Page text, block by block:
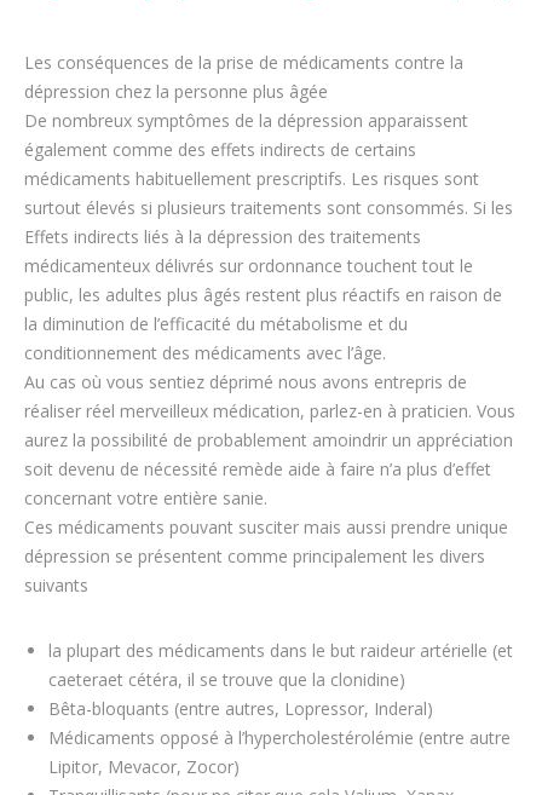
Les conséquences de la prise de médicaments contre la
dépression chez la personne plus âgée
De nombreux symptômes de la dépression apparaissent
également comme des effets indirects de certains
médicaments habituellement prescriptifs. Les risques sont
surtout élevés si plusieurs traitements sont consommés. Si les
Effets indirects liés à la dépression des traitements
médicamenteux délivrés sur ordonnance touchent tout le
public, les adultes plus âgés restent plus réactifs en raison de
la diminution de l’efficacité du métabolisme et du
conditionnement des médicaments avec l’âge.
Au cas où vous sentiez déprimé nous avons entrepris de
réaliser réel merveilleux médication, parlez-en à praticien. Vous
aurez la possibilité de probablement amoindrir un appréciation
soit devenu de nécessité remède aide à faire n’a plus d’effet
concernant votre entière sanie.
Ces médicaments pouvant susciter mais aussi prendre unique
dépression se présentent comme principalement les divers
suivants
la plupart des médicaments dans le but raideur artérielle (et
caeteraet cétéra, il se trouve que la clonidine)
Bêta-bloquants (entre autres, Lopressor, Inderal)
Médicaments opposé à l’hypercholestérolémie (entre autre
Lipitor, Mevacor, Zocor)